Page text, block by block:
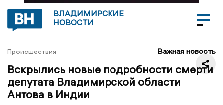
ВЛАДИМИРСКИЕ
НОВОСТИ
Происшествия Важная новость
Вскрылись новые подробности смерти
депутата Владимирской области
Антова в Индии